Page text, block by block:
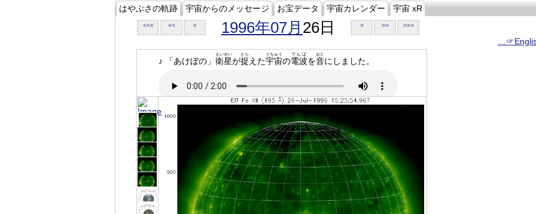
はやぶさの軌跡 宇宙からのメッセージ お宝データ 宇宙カレンダー 宇宙 xR
<<< << < 1996年07月 26日 > >> >>>
♪ 「あけぼの」 衛星
えいせい
が捉
とら
えた宇宙
うちゅう
の電波
でんぱ
を音
おと
にしました。